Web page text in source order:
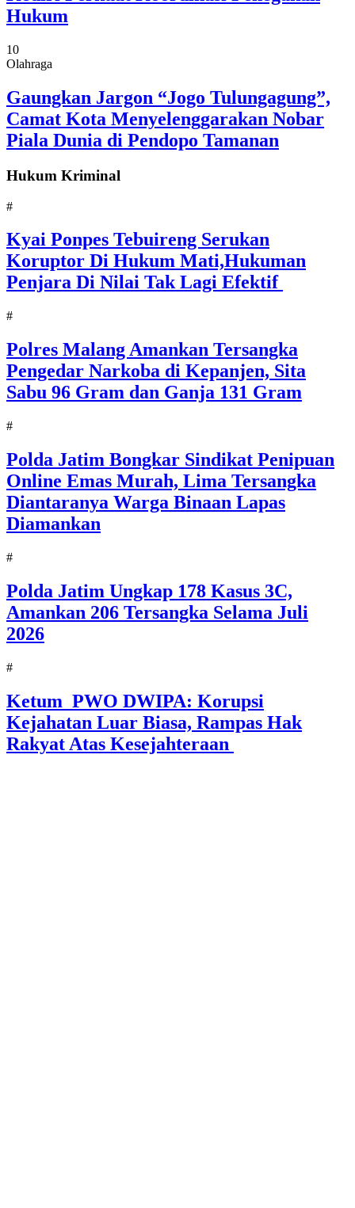
Hukum
10
Olahraga
Gaungkan Jargon “Jogo Tulungagung”,
Camat Kota Menyelenggarakan Nobar
Piala Dunia di Pendopo Tamanan
Hukum Kriminal
#
Kyai Ponpes Tebuireng Serukan
Koruptor Di Hukum Mati,Hukuman
Penjara Di Nilai Tak Lagi Efektif
#
Polres Malang Amankan Tersangka
Pengedar Narkoba di Kepanjen, Sita
Sabu 96 Gram dan Ganja 131 Gram
#
Polda Jatim Bongkar Sindikat Penipuan
Online Emas Murah, Lima Tersangka
Diantaranya Warga Binaan Lapas
Diamankan
#
Polda Jatim Ungkap 178 Kasus 3C,
Amankan 206 Tersangka Selama Juli
2026
#
Ketum PWO DWIPA: Korupsi
Kejahatan Luar Biasa, Rampas Hak
Rakyat Atas Kesejahteraan